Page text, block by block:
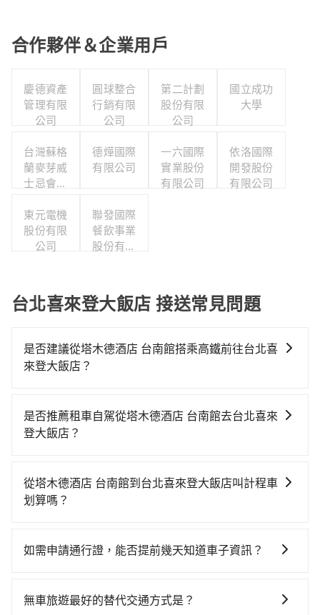
合作夥伴＆企業用戶
慶德資產
管理有限
公司
圓球整合
行銷有限
公司
第二計劃
股份有限
公司
國立成功
大學
台灣蘇格
蘭麥芽威
士忌會所
公司
德燁國際
有限公司
一六國際
實業股份
有限公司
依洛國際
開發股份
有限公司
東元電機
股份有限
公司
聯發國際
餐飲事業
股份有限
台北喜來登大飯店 接送常見問題
是否建議從塔木德酒店 台南館搭乘高鐵前往台北喜
來登大飯店？
店，高鐵乘坐舒適、省時、較貴，且難叫計程車前往高
鐵站！從最早06:03一直到22:23，台南-台北一天最多有
300元、車程約24分鐘。抵達高鐵站後，步行進站、現
場購票並於月台排隊的時間約15分鐘，再乘坐85~120分
或者天候狀況，決定是步行一段路或者搭乘公車抵達最
南市領有合法執照的計程車僅有4,100多輛，計程車的密
是否推薦租車自駕從塔木德酒店 台南館去台北喜來
登大飯店？
時不需要閉目養神（因為要自己開車），最重要的是你
當天就要來回，那在台南路邊可隨租隨借的iRent應該是
德酒店 台南館到台北喜來登大飯店的花費預估為
時40元路邊停車費用預估進去，但額外的汽車保險與可
從塔木德酒店 台南館到台北喜來登大飯店叫計程車
划算嗎？
灣大車隊、Uber、Line Taxi、Yoxi等，如果在路邊攔不
車看看。依照里程跳錶計算，價格約為6,155~7,400元
如需申請通行證，能否提前幾天知道車子資訊？
供用車前一天凌晨六點前取消訂單的服務。所以我們會
無車旅遊最好的替代交通方式是？